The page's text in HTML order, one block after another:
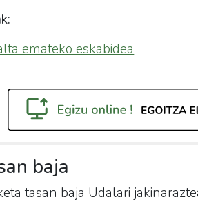
emateko eskabidea
baja
tasan baja Udalari